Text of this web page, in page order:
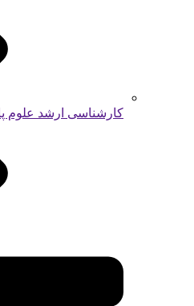
کارشناسی ارشد علوم